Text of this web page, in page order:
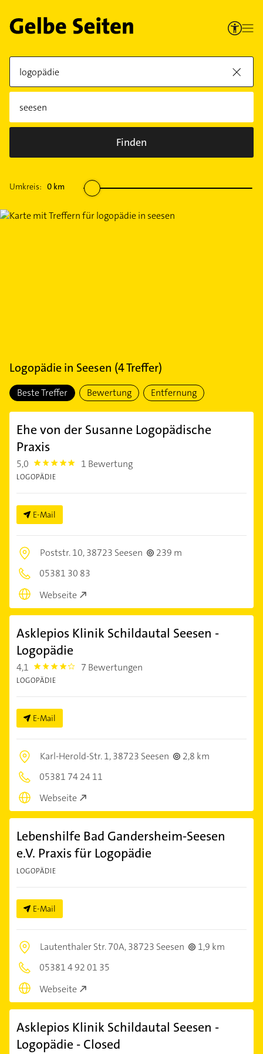
Finden
Umkreis: 0 km
Logopädiein Seesen (4Treffer)
Beste Treffer Bewertung Entfernung
Ehe von der Susanne Logopädische
Praxis
5,0 5.0 1 Bewertung
LOGOPÄDIE
E-Mail
Poststr. 10,38723 Seesen
239 m
05381 30 83
Webseite
Asklepios Klinik Schildautal Seesen -
Logopädie
4,1 4.1 7 Bewertungen
LOGOPÄDIE
E-Mail
Karl-Herold-Str. 1,38723 Seesen
2,8 km
05381 74 24 11
Webseite
Lebenshilfe Bad Gandersheim-Seesen
e.V. Praxis für Logopädie
LOGOPÄDIE
E-Mail
Lautenthaler Str. 70A,38723 Seesen
1,9 km
05381 4 92 01 35
Webseite
Asklepios Klinik Schildautal Seesen -
Logopädie - Closed